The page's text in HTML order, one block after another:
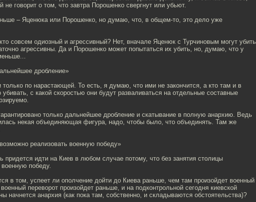
не говорит о том, что завтра Порошенко свергнут или убьют.
– Яценюка или Порошенко, но думаю, что, в общем-то, это дело уже
совсем одиозный и агрессивный? Нет, вначале Яценюк с Турчиновым могут убить
агрессивны. Да и Порошенко может попытаться их убить, но, думаю, что у
дробление»
по нарастающей. То есть, я думаю, что ими не закончится, а кто там и в
убивать, с какой скоростью они будут разваливаться на отдельные составные
только дальнейшее дробление и скатывание в полную анархию. Ведь
некая объединяющая фигура, надо, чтобы было, что объединять. Там же
реализовать военную победу»
придется идти на Киев в любом случае потому, что без занятия столицы
победу.
в том, успеет ли ополчение дойти до Киева раньше, чем там произойдет военный
переворот произойдет раньше, и на подконтрольной сегодня киевской
начнется анархия (как пока там, собственно, и складываются обстоятельства)?